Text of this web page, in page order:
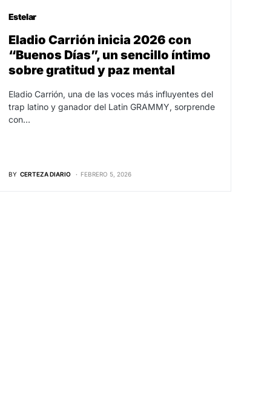
Estelar
Eladio Carrión inicia 2026 con
“Buenos Días”, un sencillo íntimo
sobre gratitud y paz mental
Eladio Carrión, una de las voces más influyentes del
trap latino y ganador del Latin GRAMMY, sorprende
con…
BY CERTEZA DIARIO FEBRERO 5, 2026